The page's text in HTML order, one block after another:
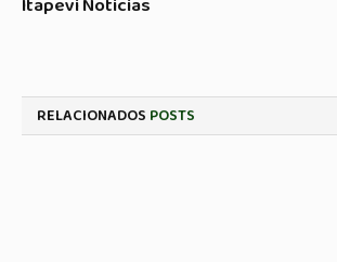
Itapevi Noticias
RELACIONADOS POSTS